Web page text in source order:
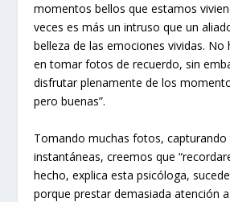
momentos bellos que estamos
veces es más un intruso que un
belleza de las emociones vividas. No
en tomar fotos de recuerdo, sin
disfrutar plenamente de los
pero buenas”.
Tomando muchas fotos, capturando
instantáneas, creemos que
hecho, explica esta psicóloga,
porque prestar demasiada atención